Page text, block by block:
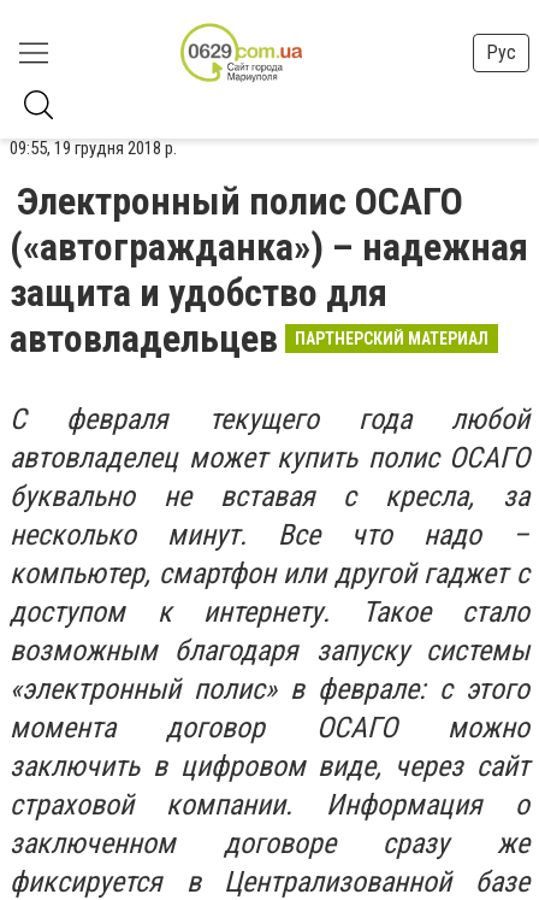
Рус
09:55, 19 грудня 2018 р.
Электронный полис ОСАГО
(«автогражданка») – надежная
защита и удобство для
автовладельцев
ПАРТНЕРСКИЙ МАТЕРИАЛ
С февраля текущего года любой
автовладелец может купить полис ОСАГО
буквально не вставая с кресла, за
несколько минут. Все что надо –
компьютер, смартфон или другой гаджет с
доступом к интернету. Такое стало
возможным благодаря запуску системы
«электронный полис» в феврале: с этого
момента договор ОСАГО можно
заключить в цифровом виде, через сайт
страховой компании. Информация о
заключенном договоре сразу же
фиксируется в Централизованной базе